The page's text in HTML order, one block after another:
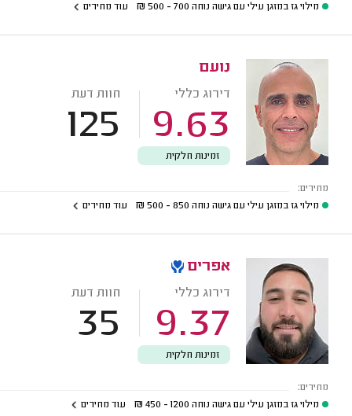
מילוי גז במזגן עילי עם גישה נוחה 700 - 500
₪ עוד מחירים
נועם
דירוג כללי
9.63
חוות דעת
125
זמינות חלקית
מחירים:
מילוי גז במזגן עילי עם גישה נוחה 850 - 500
₪ עוד מחירים
אפרים
דירוג כללי
9.37
חוות דעת
35
זמינות חלקית
מחירים:
מילוי גז במזגן עילי עם גישה נוחה 1200 - 450
₪ עוד מחירים